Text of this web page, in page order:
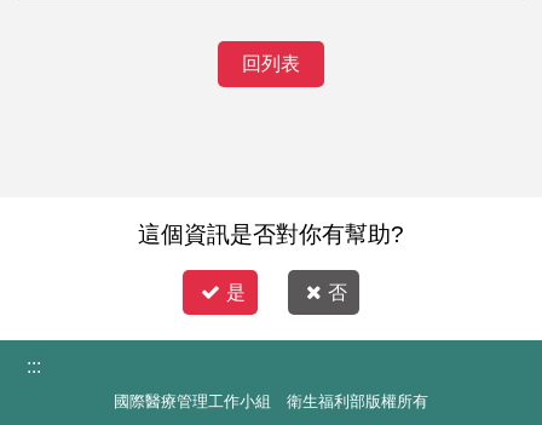
回列表
這個資訊是否對你有幫助?
是 否
:::
國際醫療管理工作小組 衛生福利部版權所有